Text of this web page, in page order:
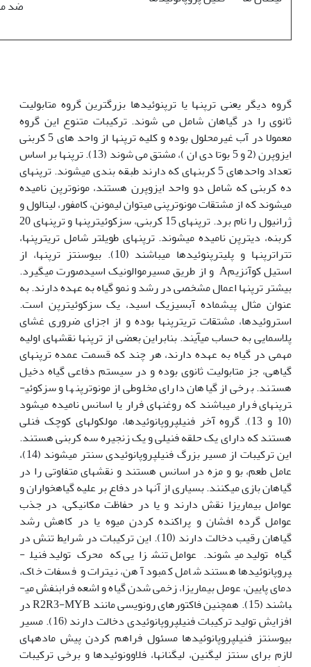
ضد
گروه دیگر یعنی ترپن‎ها یا ترپنوئیدها بزرگترین گروه متابولیت
ثانوی را در گیاهان شامل می شوند. ترکیبات متنوع این گروه
معمولا در آب غیرمحلول بوده و کلیه ترپن‎ها از واحد های 5 کربنی
ایزوپرن (2 و 5 بوتا دی ان )، مشتق می شوند (13). ترپن‎ها بر اساس
تعداد واحدهای 5 کربنه‎ای که دارند طبقه بندی می‎شوند. ترپن‎های
ده کربنی که شامل دو واحد ایزوپرن هستند، مونوترپن نامیده
می‎شوند که از مشتقات مونوترپنی میتوان لیمونن، کامفور، لینالول و
ژرانیول را نام برد. ترپن­های 15 کربنی، سزکوئی­ترپن­ها و ترپن­های 20
کربنه، دی­ترپن نامیده می­شوند. ترپن­های طویل­تر شامل تری­ترپن­ها،
تتراترپن­ها و پلی­ترپنوئیدها می­باشند (10). بیوسنتز ترپن­ها، از
استیل کوآنزیمA و از طریق مسیرموالونیک اسیدصورت می­گیرد.
بیشتر ترپن­ها اعمال مشخصی در رشد و نمو گیاه به عهده دارند. به
عنوان مثال پیش­ماده آبسیزیک اسید، یک سزکوئی­ترپن است.
استروئیدها، مشتقات تری­ترپن­ها بوده و از اجزای ضروری غشای
پلاسمایی به حساب می­آیند. بنابراین بعضی از ترپن­ها نقش­های اولیه
مهمی در گیاه به عهده دارند، هر چند که قسمت عمده ترپن­های
گیاهی، جز متابولیت ثانوی بوده و در سیستم دفاعی گیاه دخیل
هستند. برخی از گیاهان دارای مخلوطی از مونوترپن­ها و سزکوئی­
ترپن­های فرار می‎باشند که روغن­های فرار یا اسانس نامیده می‎شود
(10 و 13). گروه آخر فنیل­پروپانوئیدها، مولکول­های کوچک فنلی
هستند که دارای یک حلقه فنیلی و یک زنجیره سه کربنی هستند.
این ترکیبات از مسیر بزرگ فنیل­پروپانوئیدی سنتر می­شوند (14)،
عامل طعم، بو و مزه در اسانس هستند و نقش­های متفاوتی را در
گیاهان بازی می­کنند. بسیاری از آن‎ها در دفاع بر علیه گیاهخواران و
عوامل بیماری­زا نقش دارند و یا در حفاظت مکانیکی، در جذب
عوامل گرده افشان و پراکنده کردن میوه یا در کاهش رشد
گیاهان رقیب دخالت دارند (10). این ترکیبات در شرایط تنش در
گیاه تولید می­شوند. عوامل تنش­زایی که محرک تولید فنیل­
پروپانوئیدها هستند شامل کمبود آهن، نیترات و فسفات خاک،
دمای پایین، عومل بیماری­زا، زخمی شدن گیاه و اشعه فرابنفش می­
باشند (15). همچنین فاکتورهای رونویسی مانند R2R3-MYB در
افزایش تولید ترکیبات فنیل­پروپانوئیدی دخالت دارند (16). مسیر
بیوسنتز فنیل­پروپانوئیدها مسئول فراهم کردن پیش ماده‏های
لازم برای سنتز لیگنین، لیگنان­ها، فلاوونوئیدها و برخی ترکیبات